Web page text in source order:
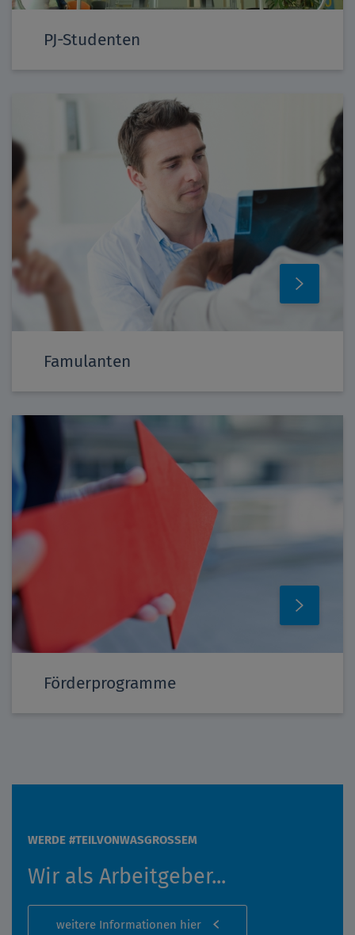
PJ-Studenten
Famulanten
Förderprogramme
WERDE #TEILVONWASGROSSEM
Wir als Arbeitgeber...
weitere Informationen hier